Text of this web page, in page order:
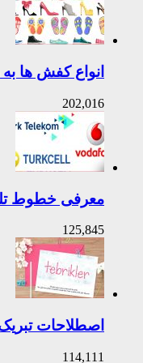
انواع کفش ها
202,016
معرفی خطوط
125,845
اصطلاحات
114,111